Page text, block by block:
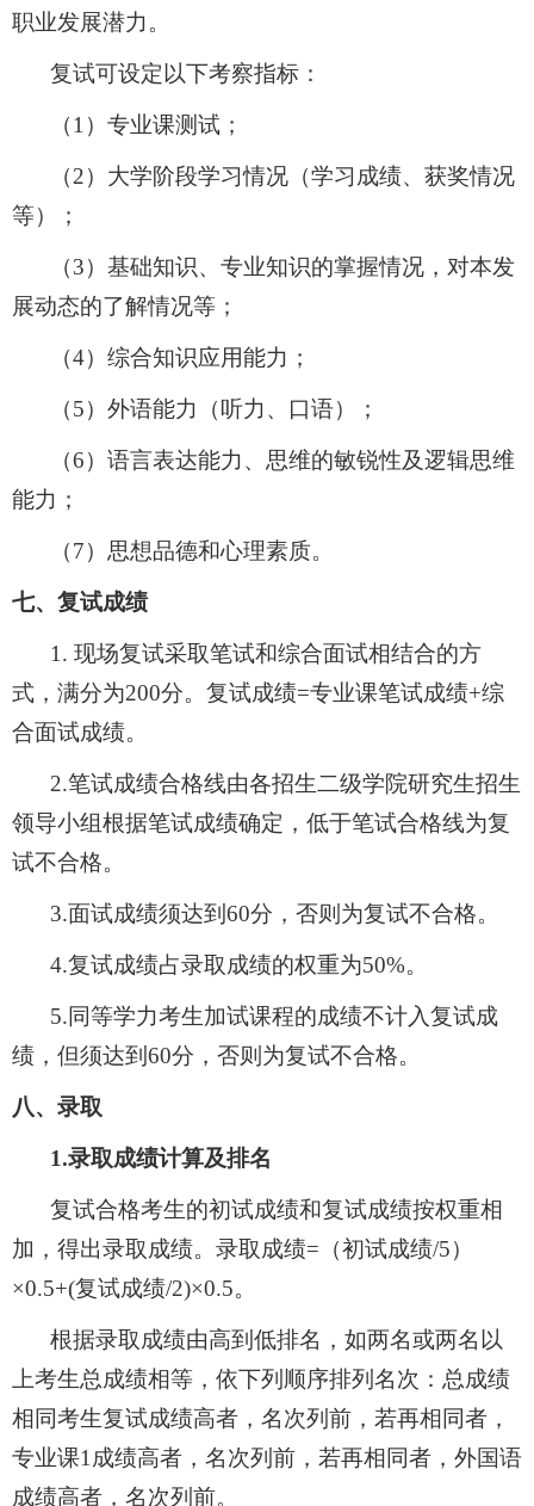
职业发展潜力。
复试可设定以下考察指标：
（1 ）专业课测试；
（2）大学阶段学习情况（学习成绩、获奖情况
等）；
（3）基础知识、专业知识的掌握情况，对本发
展动态的了解情况等；
（4）综合知识应用能力；
（5）外语能力（听力、口语）；
（6）语言表达能力、思维的敏锐性及逻辑思维
能力；
（7）思想品德和心理素质。
七、复试成绩
1. 现场复试采取笔试和综合面试相结合的方
式，满分为200分。复试成绩=专业课笔试成绩+综
合面试成绩。
2.笔试成绩合格线由各招生二级学院研究生招生
领导小组根据笔试成绩确定，低于笔试合格线为复
试不合格。
3.面试成绩须达到 60分，否则为复试不合格。
4.复试成绩占录取成绩的权重为50%。
5.同等学力考生加试课程的成绩不计入复试成
绩，但须达到 60分，否则为复试不合格。
八、录取
1.录取成绩计算及排名
复试合格考生的初试成绩和复试成绩按权重相
加，得出录取成绩。录取成绩= （初试成绩/5）
×0.5+(复试成绩/2)×0.5。
根据录取成绩由高到低排名，如两名或两名以
上考生总成绩相等，依下列顺序排列名次：总成绩
相同考生复试成绩高者，名次列前，若再相同者，
专业课1 成绩高者，名次列前，若再相同者，外国语
成绩高者，名次列前。